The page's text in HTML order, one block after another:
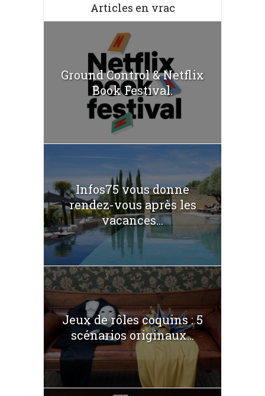
Articles en vrac
Ground Control & Netflix
Book Festival.
Infos75 vous donne
rendez-vous après les
vacances...
Jeux de rôles coquins : 5
scénarios originaux...